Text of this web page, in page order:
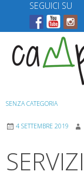
content
SEGUICI SU
SENZA CATEGORIA
4 SETTEMBRE 2019